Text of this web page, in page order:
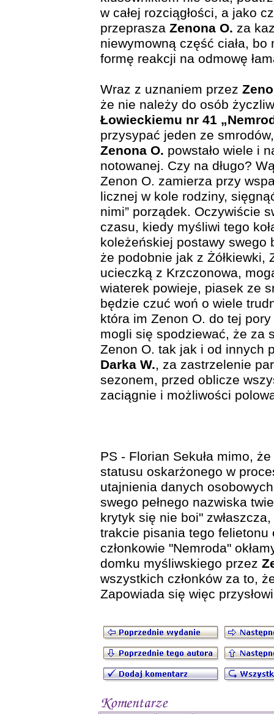
w całej rozciągłości, a jako
przeprasza Zenona O. za
niewymowną część ciała,
formę reakcji na odmowę
Wraz z uznaniem przez
że nie należy do osób
Łowieckiemu nr 41
przysypać jeden ze
Zenona O. powstało wiele i
notowanej. Czy na długo?
Zenon O. zamierza przy
licznej w kole rodziny,
nimi” porządek. Oczywiście
czasu, kiedy myśliwi tego
koleżeńskiej postawy swego
że podobnie jak z Żółkiewki,
ucieczką z Krzczonowa,
wiaterek powieje, piasek ze
będzie czuć woń o wiele
która im Zenon O. do tej
mogli się spodziewać, że za
Zenon O. tak jak i od innych
Darka W., za zastrzelenie
sezonem, przed oblicze
zaciągnie i możliwości
PS - Florian Sekuła mimo,
statusu oskarżonego w
utajnienia danych
swego pełnego nazwiska
krytyk się nie boi"
trakcie pisania tego felietonu
członkowie "Nemroda"
domku myśliwskiego przez
wszystkich członków za to,
Zapowiada się więc